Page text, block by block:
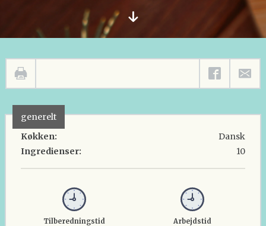
generelt
Køkken:
Ingredienser:
Dansk
10
Tilberedningstid
Arbejdstid